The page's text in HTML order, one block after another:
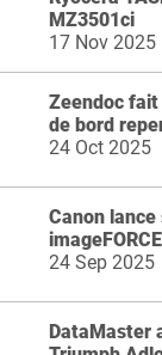
MZ3501ci
17 Nov 2025
Zeendoc
de bord
24 Oct 2025
Canon
imageFORCE
24 Sep 2025
DataMaster